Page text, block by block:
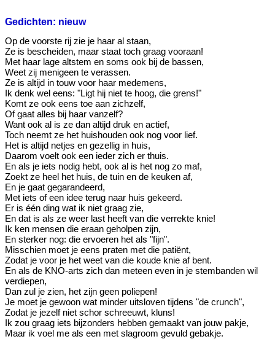
Gedichten: nieuw
Op de voorste rij zie je haar al staan,
Ze is bescheiden, maar staat toch graag vooraan!
Met haar lage altstem en soms ook bij de bassen,
Weet zij menigeen te verassen.
Ze is altijd in touw voor haar medemens,
Ik denk wel eens: "Ligt hij niet te hoog, die grens!"
Komt ze ook eens toe aan zichzelf,
Of gaat alles bij haar vanzelf?
Want ook al is ze dan altijd druk en actief,
Toch neemt ze het huishouden ook nog voor lief.
Het is altijd netjes en gezellig in huis,
Daarom voelt ook een ieder zich er thuis.
En als je iets nodig hebt, ook al is het nog zo maf,
Zoekt ze heel het huis, de tuin en de keuken af,
En je gaat gegarandeerd,
Met iets of een idee terug naar huis gekeerd.
Er is één ding wat ik niet graag zie,
En dat is als ze weer last heeft van die verrekte knie!
Ik ken mensen die eraan geholpen zijn,
En sterker nog: die ervoeren het als "fijn".
Misschien moet je eens praten met die patiënt,
Zodat je voor je het weet van die koude knie af bent.
En als de KNO-arts zich dan meteen even in je stembanden wil
verdiepen,
Dan zul je zien, het zijn geen poliepen!
Je moet je gewoon wat minder uitsloven tijdens "de crunch",
Zodat je jezelf niet schor schreeuwt, kluns!
Ik zou graag iets bijzonders hebben gemaakt van jouw pakje,
Maar ik voel me als een met slagroom gevuld gebakje.